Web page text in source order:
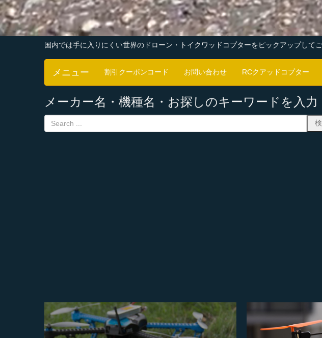
国内では手に入りにくい世界のドローン・トイクワッドコプターをピックアップし
メニュー 割引クーポンコード お問い合わせ RCクアッドコプター
メーカー名・機種名・お探しのキーワードを入力